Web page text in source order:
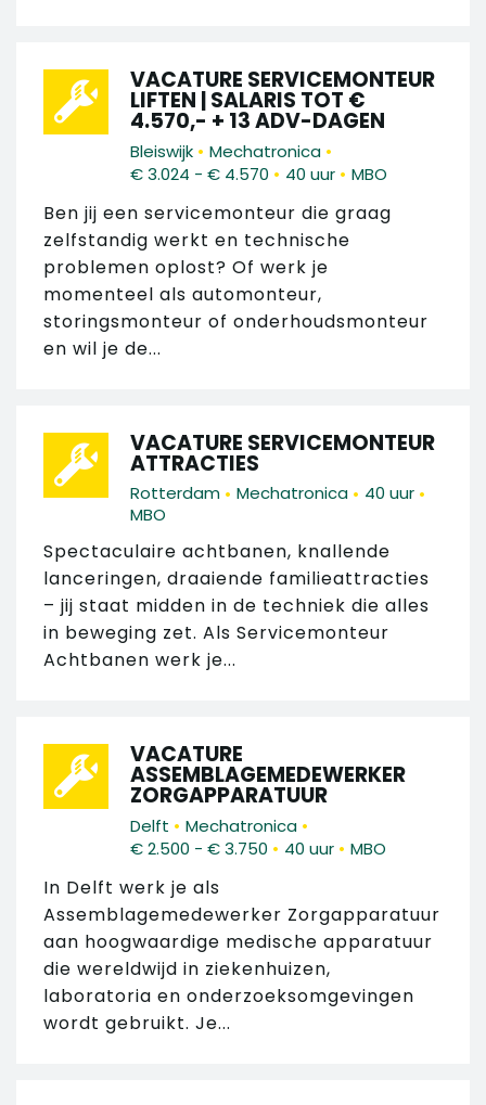
VACATURE SERVICEMONTEUR
LIFTEN | SALARIS TOT €
4.570,- + 13 ADV-DAGEN
Bleiswijk • Mechatronica •
€ 3.024 - € 4.570 • 40 uur • MBO
Ben jij een servicemonteur die graag
zelfstandig werkt en technische
problemen oplost? Of werk je
momenteel als automonteur,
storingsmonteur of onderhoudsmonteur
en wil je de...
VACATURE SERVICEMONTEUR
ATTRACTIES
Rotterdam • Mechatronica • 40 uur •
MBO
Spectaculaire achtbanen, knallende
lanceringen, draaiende familieattracties
– jij staat midden in de techniek die alles
in beweging zet. Als Servicemonteur
Achtbanen werk je...
VACATURE
ASSEMBLAGEMEDEWERKER
ZORGAPPARATUUR
Delft • Mechatronica •
€ 2.500 - € 3.750 • 40 uur • MBO
In Delft werk je als
Assemblagemedewerker Zorgapparatuur
aan hoogwaardige medische apparatuur
die wereldwijd in ziekenhuizen,
laboratoria en onderzoeksomgevingen
wordt gebruikt. Je...